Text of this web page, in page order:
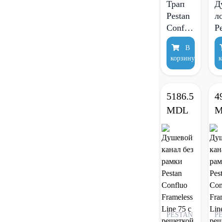
Трап
Pestan
Confluo
Premium
Compact
Line
В
корзину
5186.5
MDL
PESTAN